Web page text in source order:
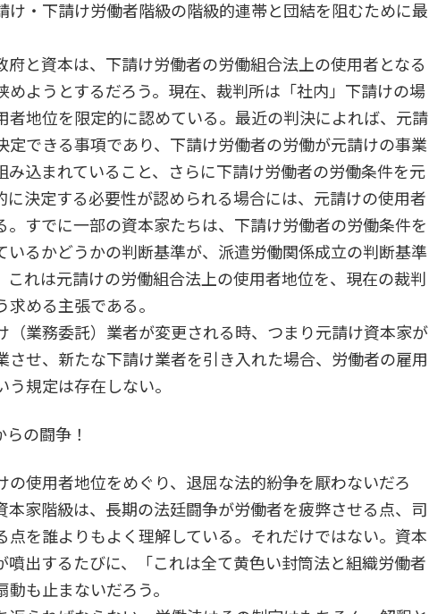
け・下請け労働者階級の階級的連帯と団結を阻むために最
と資本は、下請け労働者の労働組合法上の使用者となる
めようとするだろう。現在、裁判所は「社内」下請けの場
者地位を限定的に認めている。最近の判決によれば、元請
定できる事項であり、下請け労働者の労働が元請けの事業
込まれていること、さらに下請け労働者の労働条件を元
に決定する必要性が認められる場合には、元請けの使用者
すでに一部の資本家たちは、下請け労働者の労働条件を
いるかどうかの判断基準が、派遣労働関係成立の判断基準
れは元請けの労働組合法上の使用者地位を、現在の裁判
める主張である。
業務委託）業者が変更される時、つまり元請け資本家が
させ、新たな下請け業者を引き入れた場合、労働者の雇用
規定は存在しない。
の闘争！
使用者地位をめぐり、退屈な法的紛争を厭わないだろ
本家階級は、長期の法廷闘争が労働者を疲弊させる点、司
点を誰よりもよく理解している。それだけではない。資本
噴出するたびに、「これは全て黄色い封筒法と組織労働者
も止まないだろう。